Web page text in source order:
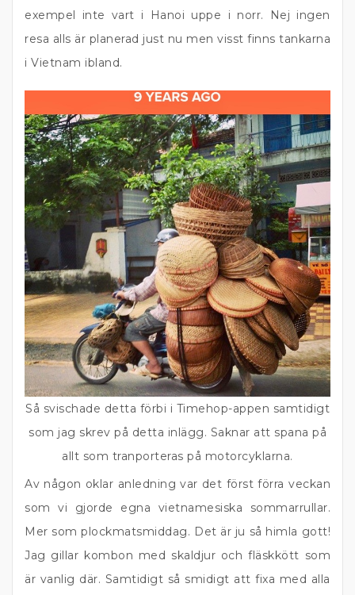
exempel inte vart i Hanoi uppe i norr. Nej ingen
resa alls är planerad just nu men visst finns tankarna
i Vietnam ibland.
Så svischade detta förbi i Timehop-appen samtidigt
som jag skrev på detta inlägg. Saknar att spana på
allt som tranporteras på motorcyklarna.
Av någon oklar anledning var det först förra veckan
som vi gjorde egna vietnamesiska sommarrullar.
Mer som plockmatsmiddag. Det är ju så himla gott!
Jag gillar kombon med skaldjur och fläskkött som
är vanlig där. Samtidigt så smidigt att fixa med alla